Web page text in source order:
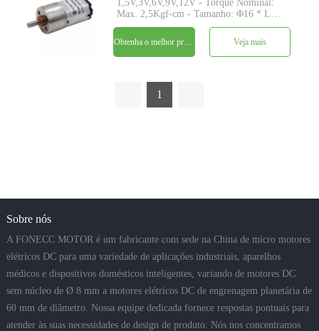
1,5V,3V,6V,9V,12V - Torque Nominal:
Max. 2,5Kgf-cm - Tamanho: Φ16 * L
TBD - Eixo: Φ3mm D-cut 0.5mm, M3,
M4, personalizado - Codificador:
Codificador magnético disponível -
quantidade mínima: 500 peças
Veja mais
1
Sobre nós
A FONECC MOTOR é um fabricante com sede na China de micro motores
elétricos DC para uma variedade de aplicações industriais, aparelhos
médicos e dispositivos domésticos inteligentes, variando de motores DC
sem núcleo de Ø 8 mm a motores elétricos DC de engrenagem planetária de
60 mm de diâmetro. Nossa equipe dedicada fornece respostas pontuais para
atender às suas necessidades de design de produto. Nós nos concentramos